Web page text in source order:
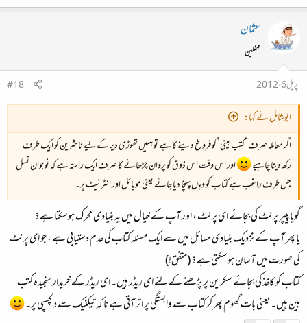
عثمان
محفلین
اپریل 6، 2012
#18
ابوشامل نے کہا:
اگر معاملہ صرف ’کتب بینی‘ کو فروغ دینے کا ہے تو ہمیں تھوڑی دیر کے لیے ناشرین کو ایک طرف
رکھ دینا چاہیے
اور اس وقت اس ذوق کو پروان چڑھانے کا صرف ایک راستہ ہے کہ نوجوان نسل
جس طرف راغب ہے کتاب کو وہاں پہنچا دیا جائے یعنی موبائل اور انٹرنیٹ پر۔
گویا پیپر پرنٹ کی بجائے ای پرنٹ ، اور آپ کے خیال میں یہ بنیادی محرک ہوسکتا ہے ؟
یا پھر آپ کے نزدیک بنیادی مسائل میں سے ایک مسئلہ کتاب کی عدم دستیابی ہے ، جو ای پرنٹ
کی صورت میں آسان ہوسکتی ہے ؟ (متفق!)
کتاب کو کاغذ کی بجائے سکرین پر پڑھنے کے لئے ای ریڈر ہیں۔ ای ریڈر کے خریدار سنجیدہ کتب
بین ہیں۔ یعنی بات گھوم پھر کر کتاب سے وابستگی پر اتر آتی ہے نا کہ تیکنیک سے دلچسپی پر۔